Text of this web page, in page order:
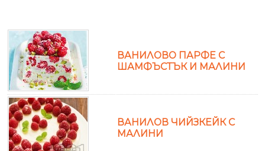
ВАНИЛОВО ПАРФЕ С
ШАМФЪСТЪК И МАЛИНИ
ВАНИЛОВ ЧИЙЗКЕЙК С
МАЛИНИ